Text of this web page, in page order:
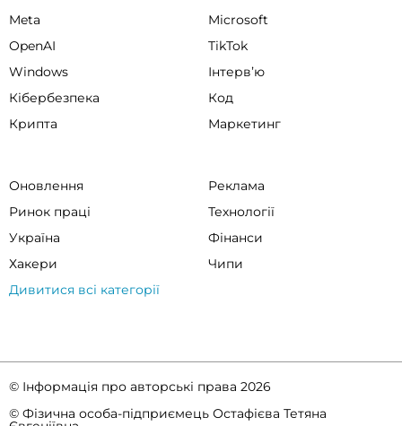
Meta
Microsoft
OpenAI
TikTok
Windows
Інтервʼю
Кібербезпека
Код
Крипта
Маркетинг
Оновлення
Реклама
Ринок праці
Технології
Україна
Фінанси
Хакери
Чипи
Дивитися всі категорії
© Інформація про авторські права 2026
© Фізична особа-підприємець Остафієва Тетяна